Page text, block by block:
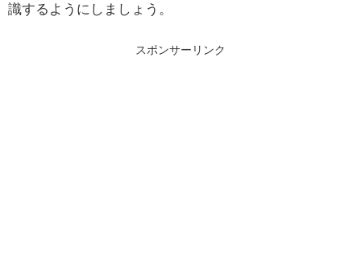
識するようにしましょう。
スポンサーリンク